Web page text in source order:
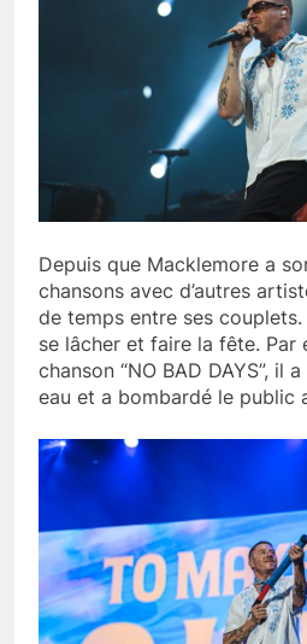
Depuis que Macklemore a
chansons avec d’autres
de temps entre ses
se lâcher et faire la fête. Par
chanson “NO BAD DAYS”, il
eau et a bombardé le public